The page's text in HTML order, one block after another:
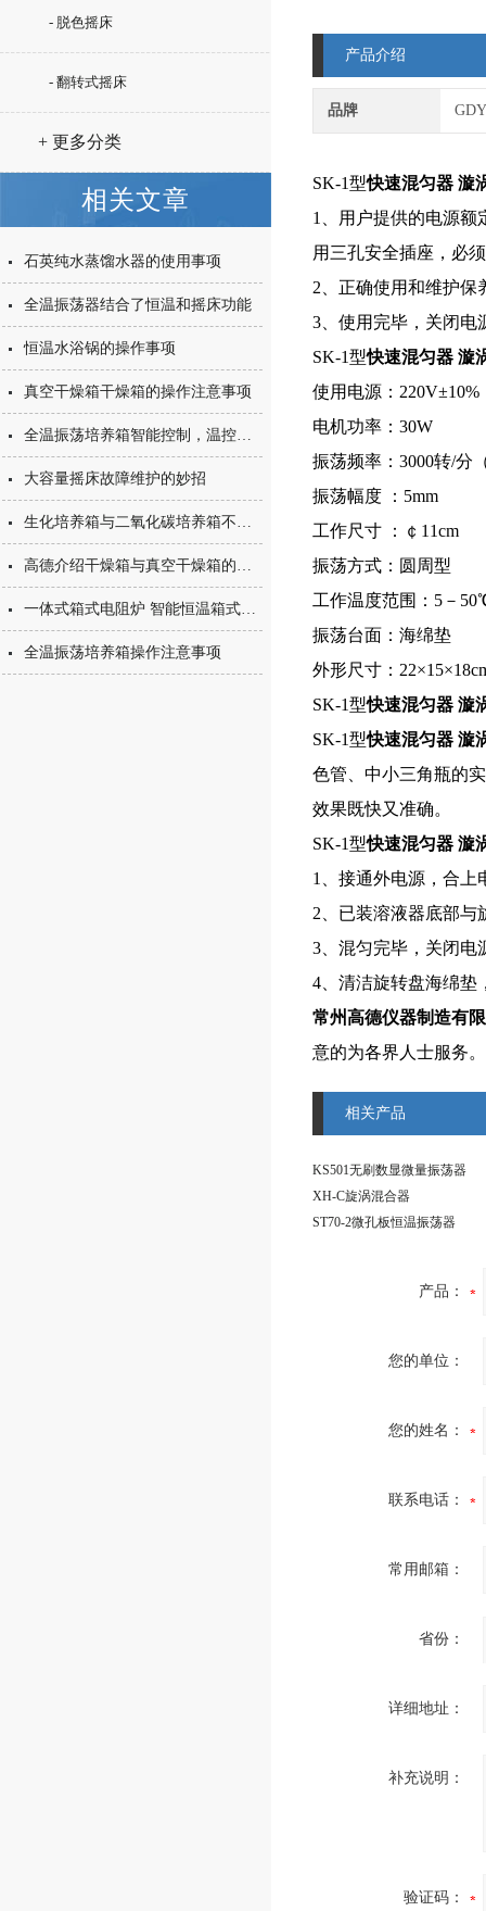
- 脱色摇床
- 翻转式摇床
+ 更多分类
相关文章
石英纯水蒸馏水器的使用事项
全温振荡器结合了恒温和摇床功能
恒温水浴锅的操作事项
真空干燥箱干燥箱的操作注意事项
全温振荡培养箱智能控制，温控故障排除简单
大容量摇床故障维护的妙招
生化培养箱与二氧化碳培养箱不同用途
高德介绍干燥箱与真空干燥箱的区别
一体式箱式电阻炉 智能恒温箱式马弗炉发热元件的特性介绍
全温振荡培养箱操作注意事项
产品介绍
品牌
SK-1型快速混匀器 漩
1、用户提供的电源额
用三孔安全插座，必
2、正确使用和维护保
3、使用完毕，关闭电
SK-1型快速混匀器 漩
使用电源：220V±10%
电机功率：30W
振荡频率：3000转/分
振荡幅度
：5mm
工作尺寸 ：￠11cm
振荡方式：圆周型
工作温度范围：5－
振荡台面： 海绵垫
外形尺寸：
SK-1型快速混匀器 漩
SK-1型快速混匀器 漩
色管、中小三角瓶的
效果既快又准确。
SK-1型快速混匀器 漩
1、接通外电源，合上
2、已装溶液器底部与
3、混匀完毕，关闭电
4、清洁旋转盘海绵垫
常州高德仪器制造有
意的为各界人士服务
相关产品
KS501无刷数显微量振荡器
XH-C旋涡混合器
ST70-2微孔板恒温振荡器
产品：
您的单位：
您的姓名：
联系电话：
常用邮箱：
省份：
详细地址：
补充说明：
验证码：